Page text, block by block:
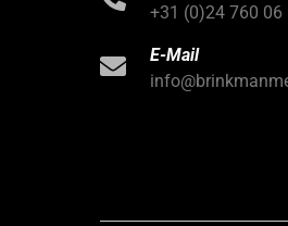
+31 (0)24 760 06
E-Mail